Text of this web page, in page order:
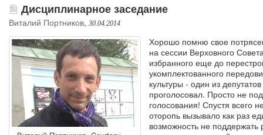
Дисциплинарное заседание
Виталий Портников, 30.04.2014
Хорошо помню свое
на сессии Верховного
избранного еще до
укомплектованного
культуры - один из
проголосовал. Просто не
голосования! Спустя всего
оторопь вызывало как раз
возможность не